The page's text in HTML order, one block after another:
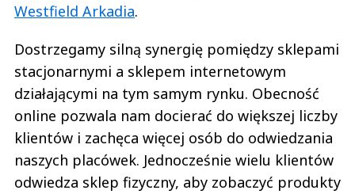
Westfield Arkadia.
Dostrzegamy silną synergię pomiędzy sklepami
stacjonarnymi a sklepem internetowym
działającymi na tym samym rynku. Obecność
online pozwala nam docierać do większej liczby
klientów i zachęca więcej osób do odwiedzania
naszych placówek. Jednocześnie wielu klientów
odwiedza sklep fizyczny, aby zobaczyć produkty